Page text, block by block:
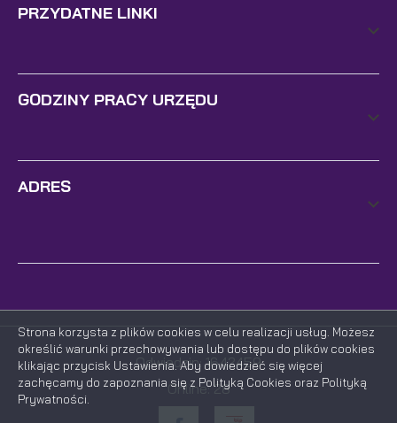
PRZYDATNE LINKI
GODZINY PRACY URZĘDU
ADRES
Odwiedzin: 1642459
Online: 28
Strona korzysta z plików cookies w celu realizacji usług. Możesz
określić warunki przechowywania lub dostępu do plików cookies
klikając przycisk Ustawienia. Aby dowiedzieć się więcej
zachęcamy do zapoznania się z Polityką Cookies oraz Polityką
Prywatności.